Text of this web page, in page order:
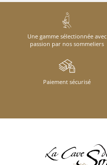
Une gamme sélectionnée avec
passion par nos sommeliers
Paiement sécurisé